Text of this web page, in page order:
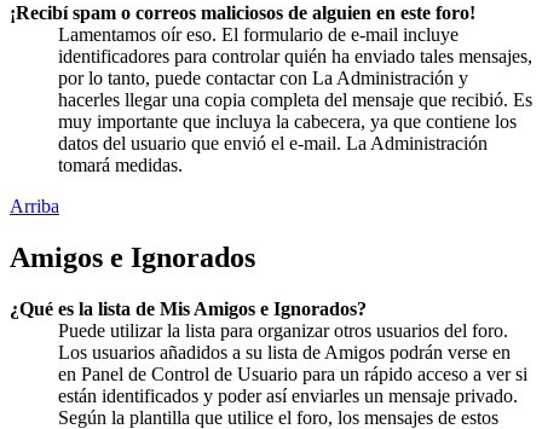
¡Recibí spam o correos maliciosos de alguien en este foro!
Lamentamos oír eso. El formulario de e-mail incluye
identificadores para controlar quién ha enviado tales mensajes,
por lo tanto, puede contactar con La Administración y
hacerles llegar una copia completa del mensaje que recibió. Es
muy importante que incluya la cabecera, ya que contiene los
datos del usuario que envió el e-mail. La Administración
tomará medidas.
Arriba
Amigos e Ignorados
¿Qué es la lista de Mis Amigos e Ignorados?
Puede utilizar la lista para organizar otros usuarios del foro.
Los usuarios añadidos a su lista de Amigos podrán verse en
en Panel de Control de Usuario para un rápido acceso a ver si
están identificados y poder así enviarles un mensaje privado.
Según la plantilla que utilice el foro, los mensajes de estos